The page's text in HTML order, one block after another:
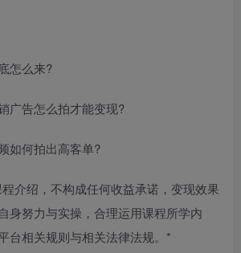
怎么来?
广告怎么拍才能变现?
如何拍出高客单?
介绍，不构成任何收益承诺，变现效果
身努力与实操，合理运用课程所学内
台相关规则与相关法律法规。*